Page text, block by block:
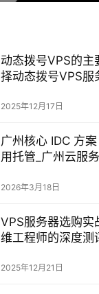
动态拨号VPS的主
择动态拨号VPS服
2025年12月17日
广州核心 IDC 方
用托管_广州云服
2026年3月18日
VPS服务器选购实
维工程师的深度测
2025年12月21日